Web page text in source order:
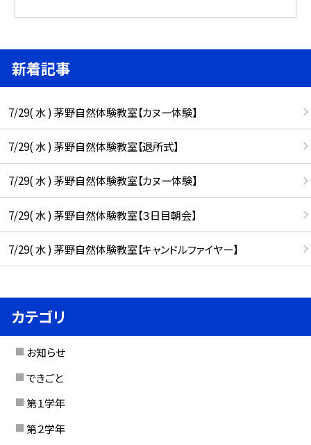
新着記事
7/29( 水 ) 茅野自然体験教室【カヌー体験】
7/29( 水 ) 茅野自然体験教室【退所式】
7/29( 水 ) 茅野自然体験教室【カヌー体験】
7/29( 水 ) 茅野自然体験教室【３日目朝会】
7/29( 水 ) 茅野自然体験教室【キャンドルファイヤー】
カテゴリ
お知らせ
できごと
第１学年
第２学年